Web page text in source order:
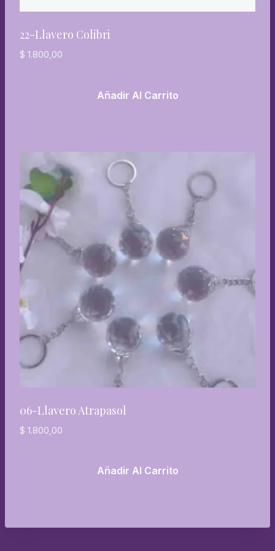
22-Llavero Colibri
$ 1.800,00
Añadir Al Carrito
06-Llavero Atrapasol
$ 1.800,00
Añadir Al Carrito